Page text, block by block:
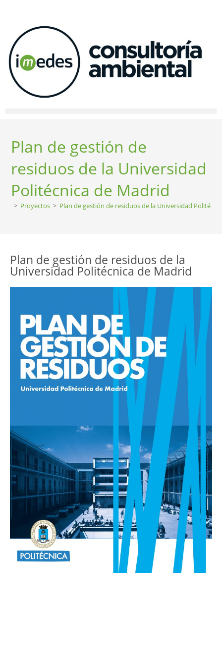
Plan de gestión de
residuos de la Universidad
Politécnica de Madrid
> Proyectos > Plan de gestión de residuos de la Universidad
Plan de gestión de residuos de la
Universidad Politécnica de Madrid